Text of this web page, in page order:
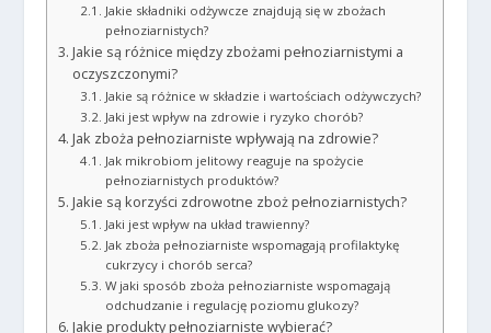
Jakie składniki odżywcze znajdują się w zbożach
pełnoziarnistych?
Jakie są różnice między zbożami pełnoziarnistymi a
oczyszczonymi?
Jakie są różnice w składzie i wartościach odżywczych?
Jaki jest wpływ na zdrowie i ryzyko chorób?
Jak zboża pełnoziarniste wpływają na zdrowie?
Jak mikrobiom jelitowy reaguje na spożycie
pełnoziarnistych produktów?
Jakie są korzyści zdrowotne zboż pełnoziarnistych?
Jaki jest wpływ na układ trawienny?
Jak zboża pełnoziarniste wspomagają profilaktykę
cukrzycy i chorób serca?
W jaki sposób zboża pełnoziarniste wspomagają
odchudzanie i regulację poziomu glukozy?
Jakie produkty pełnoziarniste wybierać?